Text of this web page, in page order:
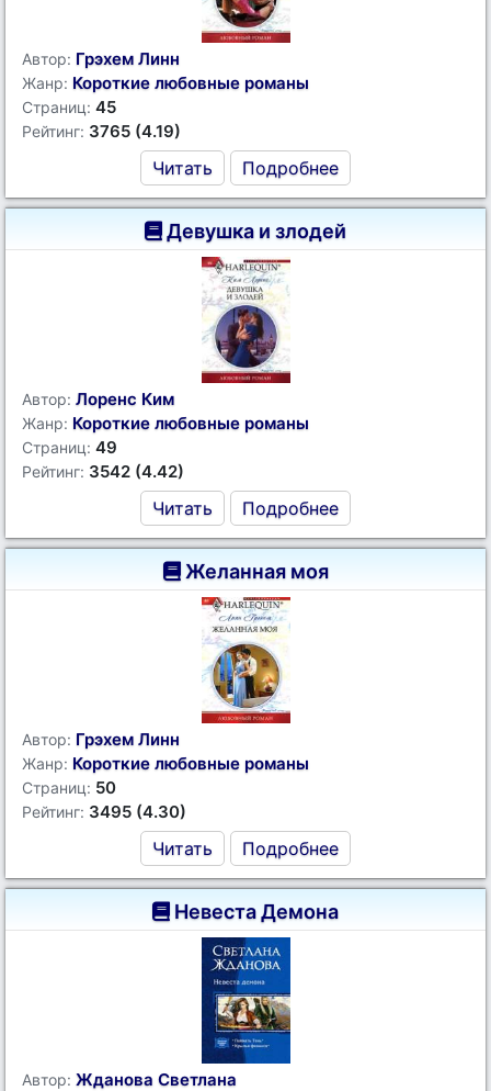
Автор: Грэхем Линн
Жанр: Короткие любовные романы
Страниц: 45
Рейтинг: 3765 (4.19)
Читать Подробнее
Девушка и злодей
Автор: Лоренс Ким
Жанр: Короткие любовные романы
Страниц: 49
Рейтинг: 3542 (4.42)
Читать Подробнее
Желанная моя
Автор: Грэхем Линн
Жанр: Короткие любовные романы
Страниц: 50
Рейтинг: 3495 (4.30)
Читать Подробнее
Невеста Демона
Автор: Жданова Светлана